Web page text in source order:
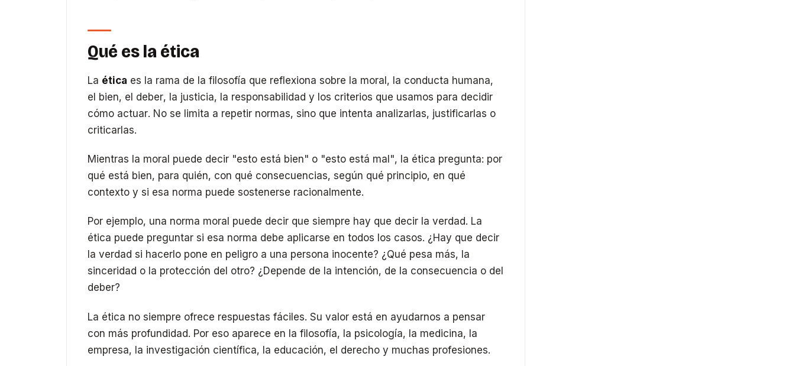
Qué es la ética
La ética es la rama de la filosofía que reflexiona sobre la moral, la conducta humana,
el bien, el deber, la justicia, la responsabilidad y los criterios que usamos para decidir
cómo actuar. No se limita a repetir normas, sino que intenta analizarlas, justificarlas o
criticarlas.
Mientras la moral puede decir "esto está bien" o "esto está mal", la ética pregunta: por
qué está bien, para quién, con qué consecuencias, según qué principio, en qué
contexto y si esa norma puede sostenerse racionalmente.
Por ejemplo, una norma moral puede decir que siempre hay que decir la verdad. La
ética puede preguntar si esa norma debe aplicarse en todos los casos. ¿Hay que decir
la verdad si hacerlo pone en peligro a una persona inocente? ¿Qué pesa más, la
sinceridad o la protección del otro? ¿Depende de la intención, de la consecuencia o del
deber?
La ética no siempre ofrece respuestas fáciles. Su valor está en ayudarnos a pensar
con más profundidad. Por eso aparece en la filosofía, la psicología, la medicina, la
empresa, la investigación científica, la educación, el derecho y muchas profesiones.